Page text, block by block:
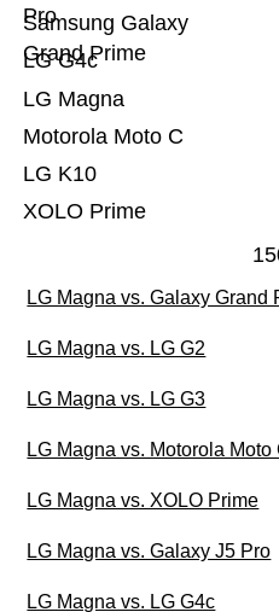
XOLO Prime
LG K10
Motorola Moto C
LG Magna
LG G4c
Samsung Galaxy
Grand Prime
Pro
LG Magna vs. Galaxy Grand
LG Magna vs. LG G2
LG Magna vs. LG G3
LG Magna vs. Motorola Moto
LG Magna vs. XOLO Prime
LG Magna vs. Galaxy J5 Pro
LG Magna vs. LG G4c